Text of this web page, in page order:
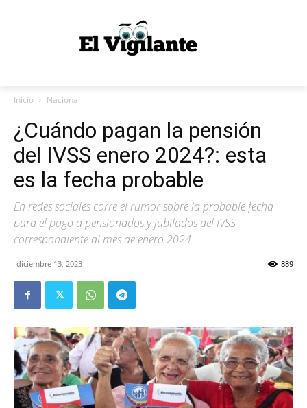
Inicio Nacional
¿Cuándo pagan la pensión
del IVSS enero 2024?: esta
es la fecha probable
En redes sociales corre el rumor sobre la probable fecha
para el pago a pensionados y jubilados del IVSS
correspondiente al mes de enero 2024
diciembre 13, 2023 889